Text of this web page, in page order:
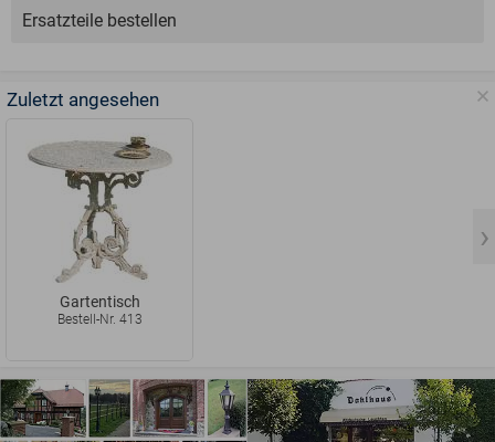
Ersatzteile bestellen
Zuletzt angesehen
Gartentisch
Bestell-Nr. 413